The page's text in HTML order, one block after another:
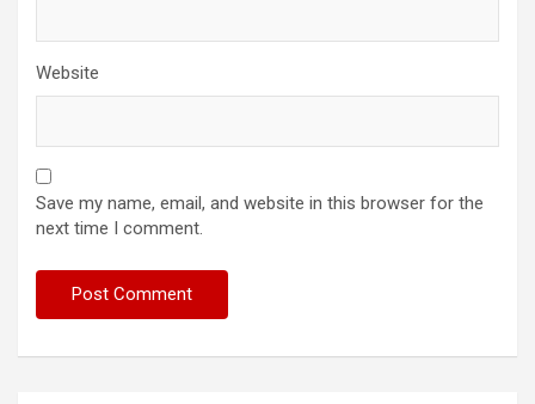
Website
Save my name, email, and website in this browser for the
next time I comment.